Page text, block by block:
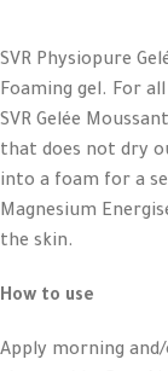
SVR Physiopure
Foaming gel. For
SVR Gelée
that does not dry
into a foam for a
Magnesium
the skin.
How to use
Apply morning